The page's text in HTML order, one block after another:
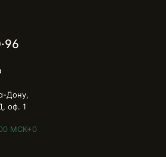
Дону,
оф. 1
МСК+0